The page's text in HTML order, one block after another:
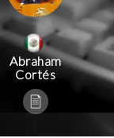
Abraham
Cortés